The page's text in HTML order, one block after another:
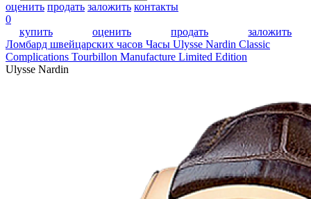
оценить продать заложить контакты
0
купить
оценить продать
заложить
Ломбард швейцарских часов Часы Ulysse Nardin Classic
Complications Tourbillon Manufacture Limited Edition
Ulysse Nardin